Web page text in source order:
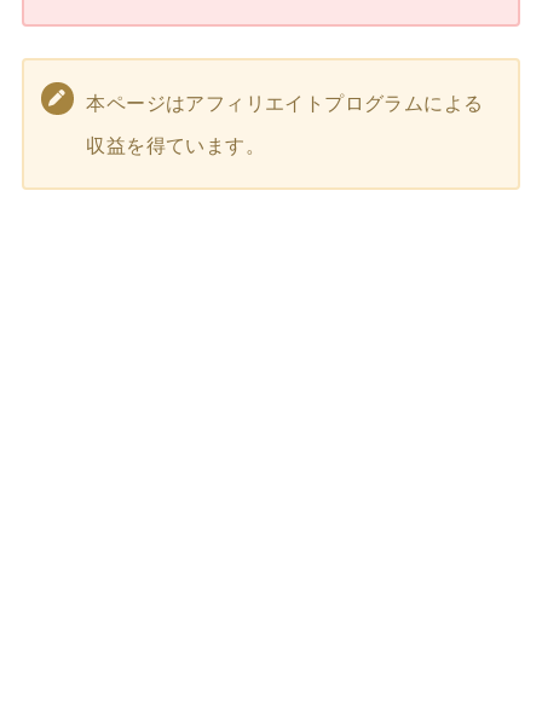
本ページはアフィリエイトプログラムによる
収益を得ています。